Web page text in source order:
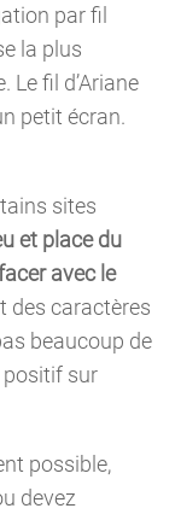
par fil
la plus
Le fil d’Ariane
petit écran.
sites
et place du
avec le
des caractères
beaucoup de
positif sur
possible,
devez